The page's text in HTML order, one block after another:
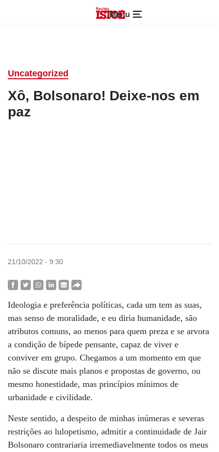
Menu
Uncategorized
Xô, Bolsonaro! Deixe-nos em
paz
21/10/2022 - 9:30
Ideologia e preferência políticas, cada um tem as suas,
mas senso de moralidade, e eu diria humanidade, são
atributos comuns, ao menos para quem preza e se arvora
a condição de bípede pensante, capaz de viver e
conviver em grupo. Chegamos a um momento em que
não se discute mais planos e propostas de governo, ou
mesmo honestidade, mas princípios mínimos de
urbanidade e civilidade.
Neste sentido, a despeito de minhas inúmeras e severas
restrições ao lulopetismo, admitir a continuidade de Jair
Bolsonaro contrariaria irremediavelmente todos os meus